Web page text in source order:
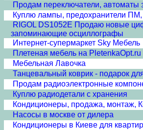
Продам переключатели,
Куплю лампы, предохранители ПМ,
RIGOL DS1052E Продаю новые
запоминающие осциллографы
Интернет-супермаркет Sky Мебель
Плетеная мебель на PletenkaOpt.ru
Мебельная Лавочка
Танцевальный коврик - подарок
Продам радиоэлектронные
Куплю радиодетали с хранения
Кондиционеры, продажа, монтаж,
Насосы в москве от дилера
Кондиционеры в Киеве для